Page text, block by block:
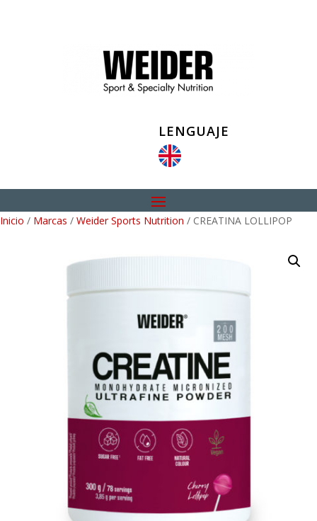
LENGUAJE
Inicio / Marcas / Weider Sports Nutrition / CREATINA LOLLIPOP